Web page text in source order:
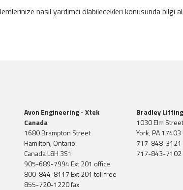
nasil yardimci olabilecekleri konusunda bilgi
Avon Engineering - Xtek
Canada
1680 Brampton Street
Hamilton, Ontario
Canada L8H 3S1
905-689-7994 Ext 201 office
800-844-8117 Ext 201 toll free
855-720-1220 fax
Bradley Lifting
1030 Elm Street
York, PA 17403
717-848-
717-843-7102